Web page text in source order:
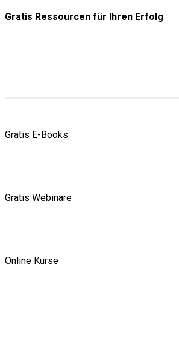
Gratis Ressourcen für Ihren Erfolg
Gratis E-Books
Gratis Webinare
Online Kurse